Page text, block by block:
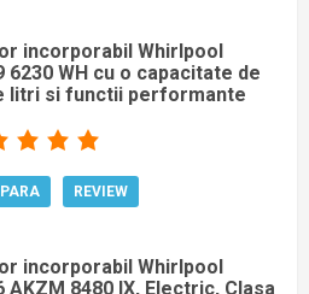
incorporabil Whirlpool
6230 WH cu o capacitate de
litri si functii performante
REVIEW
incorporabil Whirlpool
AKZM 8480 IX, Electric, Clasa